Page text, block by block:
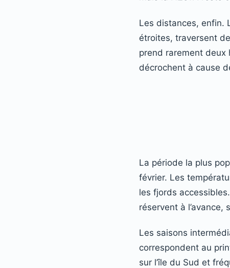
Les distances, enfin.
étroites, traversent
prend rarement deux
décrochent à cause
La période la plus
février. Les
les fjords
réservent à
Les saisons
correspondent au
sur l’île du Sud et